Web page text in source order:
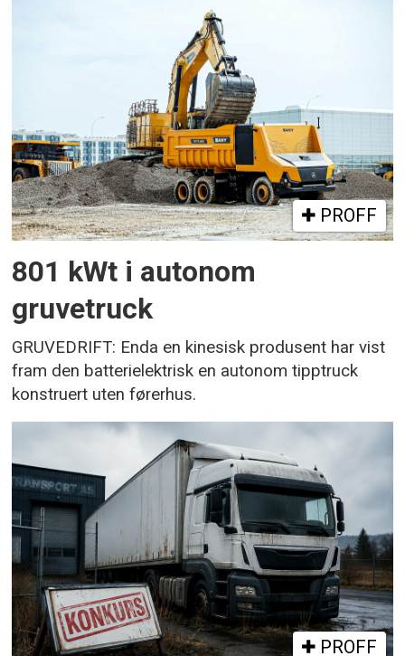
PROFF
801 kWt i autonom
gruvetruck
GRUVEDRIFT: Enda en kinesisk produsent har vist
fram den batterielektrisk en autonom tipptruck
konstruert uten førerhus.
PROFF